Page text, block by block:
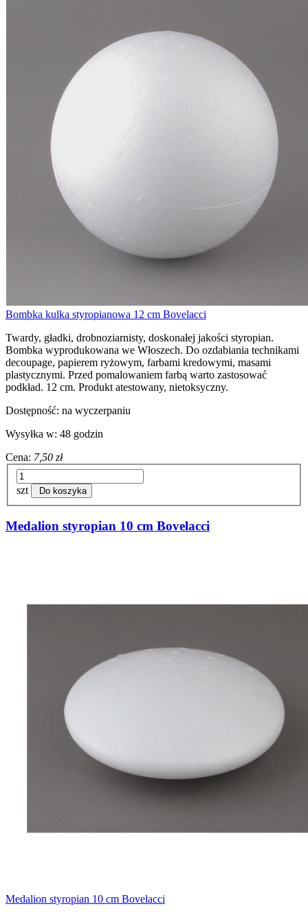
Bombka kulka styropianowa 12 cm Bovelacci
Twardy, gładki, drobnoziarnisty, doskonałej jakości styropian.
Bombka wyprodukowana we Włoszech. Do ozdabiania technikami
decoupage, papierem ryżowym, farbami kredowymi, masami
plastycznymi. Przed pomalowaniem farbą warto zastosować
podkład. 12 cm. Produkt atestowany, nietoksyczny.
Dostępność: na wyczerpaniu
Wysyłka w: 48 godzin
Cena: 7,50 zł
szt Do koszyka
Medalion styropian 10 cm Bovelacci
Medalion styropian 10 cm Bovelacci